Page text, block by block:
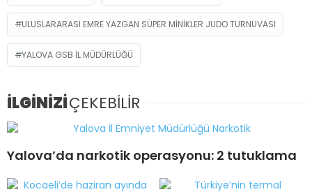
ULUSLARARASI EMRE YAZGAN SÜPER MINIKLER JUDO TURNUVASI
YALOVA GSB IL MÜDÜRLÜĞÜ
İLGİNİZİÇEKEBİLİR
Yalova’da narkotik operasyonu: 2 tutuklama